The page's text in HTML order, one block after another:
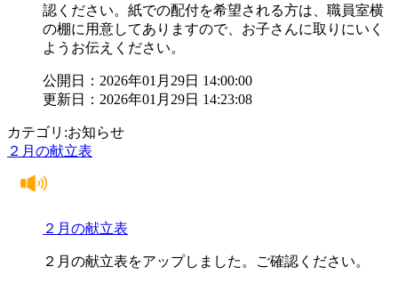
認ください。紙での配付を希望される方は、職員室横
の棚に用意してありますので、お子さんに取りにいく
ようお伝えください。
公開日：2026年01月29日 14:00:00
更新日：2026年01月29日 14:23:08
カテゴリ:お知らせ
２月の献立表
２月の献立表
２月の献立表をアップしました。ご確認ください。